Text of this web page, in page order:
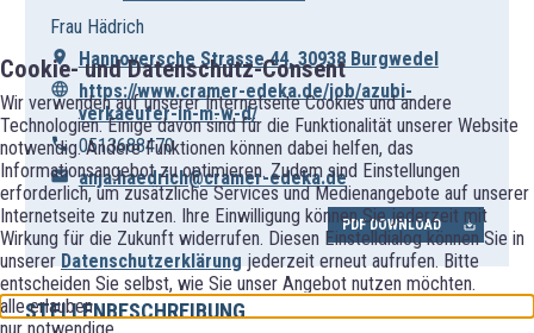
Cookie- und Datenschutz-Consent
Wir verwenden auf unserer Internetseite Cookies und andere
Technologien. Einige davon sind für die Funktionalität unserer Website
notwendig. Andere Funktionen können dabei helfen, das
Informationsangebot zu optimieren. Zudem sind Einstellungen
erforderlich, um zusätzliche Services und Medienangebote auf unserer
Internetseite zu nutzen. Ihre Einwilligung können Sie jederzeit mit
Wirkung für die Zukunft widerrufen. Diesen Einstelldialog können Sie in
unserer Datenschutzerklärung jederzeit erneut aufrufen. Bitte
entscheiden Sie selbst, wie Sie unser Angebot nutzen möchten.
alle erlauben
Frau Hädrich
Hannoversche Strasse 44, 30938 Burgwedel
https://www.cramer-edeka.de/job/azubi-
verkaeufer-in-m-w-d/
0513688470
anja.haedrich@cramer-edeka.de
PDF DOWNLOAD
STELLENBESCHREIBUNG